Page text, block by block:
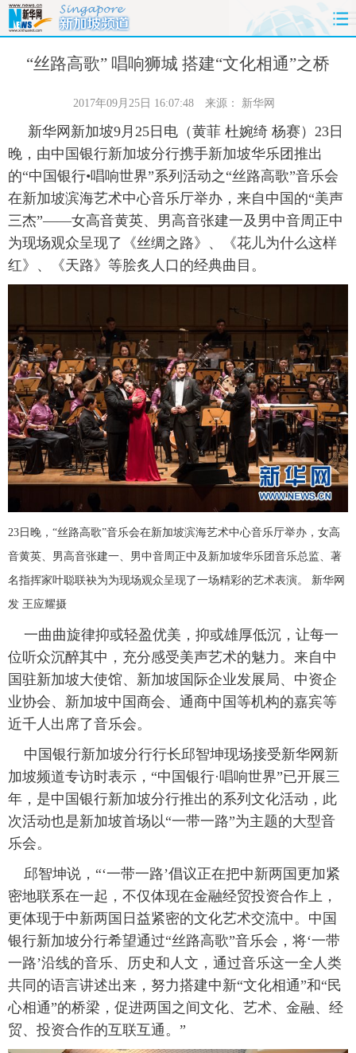
首页 时政 国际 财经
体育 人事
时尚 思客 地方 法治
港澳 台湾 华人 汽车
科技 能源 房产 公司
视频 彩票
金融 公益 军事 无人机
富媒体 摄影 新华广播
新华电视中文 新华电视英文 返回PC
“丝路高歌” 唱响狮城 搭建“文化相通”之桥
2017年09月25日 16:07:48 来源： 新华网
新华网新加坡9月25日电（黄菲 杜婉绮 杨赛）23日
晚，由中国银行新加坡分行携手新加坡华乐团推出
的“中国银行•唱响世界”系列活动之“丝路高歌”音乐会
在新加坡滨海艺术中心音乐厅举办，来自中国的“美声
三杰”——女高音黄英、男高音张建一及男中音周正中
为现场观众呈现了《丝绸之路》、《花儿为什么这样
红》、《天路》等脍炙人口的经典曲目。
23日晚，“丝路高歌”音乐会在新加坡滨海艺术中心音乐厅举办，女高
音黄英、男高音张建一、男中音周正中及新加坡华乐团音乐总监、著
名指挥家叶聪联袂为为现场观众呈现了一场精彩的艺术表演。 新华网
发 王应耀摄
一曲曲旋律抑或轻盈优美，抑或雄厚低沉，让每一
位听众沉醉其中，充分感受美声艺术的魅力。来自中
国驻新加坡大使馆、新加坡国际企业发展局、中资企
业协会、新加坡中国商会、通商中国等机构的嘉宾等
近千人出席了音乐会。
中国银行新加坡分行行长邱智坤现场接受新华网新
加坡频道专访时表示，“中国银行·唱响世界”已开展三
年，是中国银行新加坡分行推出的系列文化活动，此
次活动也是新加坡首场以“一带一路”为主题的大型音
乐会。
邱智坤说，“‘一带一路’倡议正在把中新两国更加紧
密地联系在一起，不仅体现在金融经贸投资合作上，
更体现于中新两国日益紧密的文化艺术交流中。中国
银行新加坡分行希望通过“丝路高歌”音乐会，将‘一带
一路’沿线的音乐、历史和人文，通过音乐这一全人类
共同的语言讲述出来，努力搭建中新“文化相通”和“民
心相通”的桥梁，促进两国之间文化、艺术、金融、经
贸、投资合作的互联互通。”